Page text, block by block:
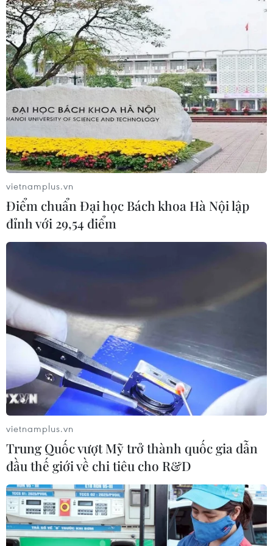
Gần 200 sân bay ở "Lục địa Già" sẽ phải đối mặt với
tình trạng vỡ nợ trong những tháng tới, nếu lưu lượng
hành khách không thể phục hồi ngay từ cuối năm nay.
vietnamplus.vn
Điểm chuẩn Đại học Bách khoa Hà Nội lập
đỉnh với 29,54 điểm
vietnamplus.vn
Trung Quốc vượt Mỹ trở thành quốc gia dẫn
đầu thế giới về chi tiêu cho R&D